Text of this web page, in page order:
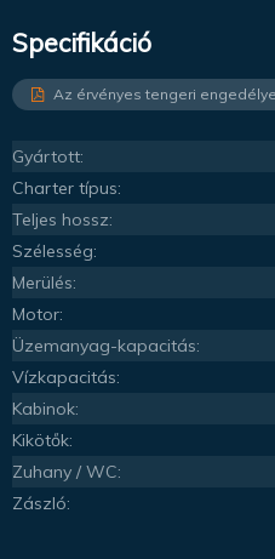
Specifikáció
Az érvényes tengeri
Gyártott:
Charter típus:
Teljes hossz:
Szélesség:
Merülés:
Motor:
Üzemanyag-kapacitás:
Vízkapacitás:
Kabinok:
Kikötők:
Zuhany / WC:
Zászló: